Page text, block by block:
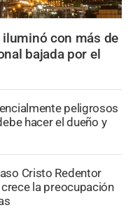
iluminó con más de
bajada por el
peligrosos
hacer el dueño y
Cristo Redentor
la preocupación